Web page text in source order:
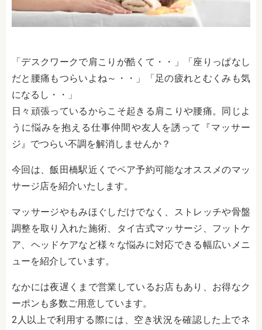
「デスクワークで肩こりが酷くて・・」「座りっぱなし
だと腰痛もつらいよね～・・」「足の疲れとむくみも気
になるし・・」
日々頑張っているからこそ起きる肩こりや腰痛。同じよ
うに悩みを抱える仕事仲間や友人を誘って『マッサー
ジ』でつらい不調を解消しませんか？
今回は、飯田橋駅近くでペア予約可能なオススメのマッ
サージ店を紹介いたします。
マッサージやもみほぐしだけでなく、ストレッチや骨盤
調整を取り入れた施術、タイ古式マッサージ、フットケ
ア、ヘッドケアなど様々な悩みに対応できる幅広いメニ
ューを紹介しています。
なかには夜遅くまで営業しているお店もあり、お得なク
ーポンも多数ご用意しています。
2人以上で利用する際には、空き状況を確認した上でネ